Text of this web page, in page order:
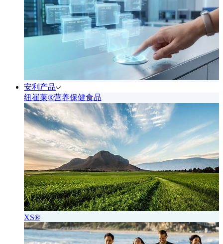
安利产品
纽崔莱®营养保健食品
XS®